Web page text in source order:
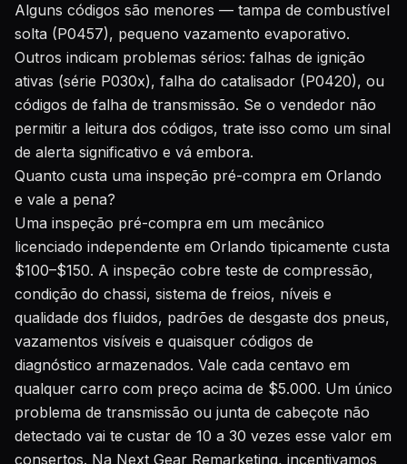
Alguns códigos são menores — tampa de combustível
solta (P0457), pequeno vazamento evaporativo.
Outros indicam problemas sérios: falhas de ignição
ativas (série P030x), falha do catalisador (P0420), ou
códigos de falha de transmissão. Se o vendedor não
permitir a leitura dos códigos, trate isso como um sinal
de alerta significativo e vá embora.
Quanto custa uma inspeção pré-compra em Orlando
e vale a pena?
Uma inspeção pré-compra em um mecânico
licenciado independente em Orlando tipicamente custa
$100–$150. A inspeção cobre teste de compressão,
condição do chassi, sistema de freios, níveis e
qualidade dos fluidos, padrões de desgaste dos pneus,
vazamentos visíveis e quaisquer códigos de
diagnóstico armazenados. Vale cada centavo em
qualquer carro com preço acima de $5.000. Um único
problema de transmissão ou junta de cabeçote não
detectado vai te custar de 10 a 30 vezes esse valor em
consertos. Na Next Gear Remarketing, incentivamos